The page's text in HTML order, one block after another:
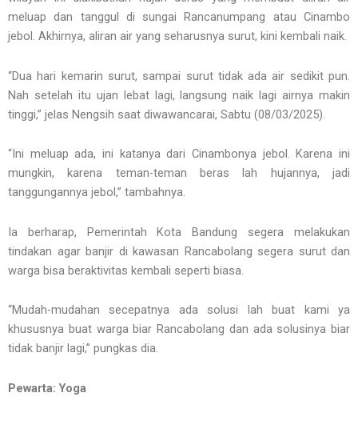
meluap dan tanggul di sungai Rancanumpang atau Cinambo
jebol. Akhirnya, aliran air yang seharusnya surut, kini kembali naik.
“Dua hari kemarin surut, sampai surut tidak ada air sedikit pun.
Nah setelah itu ujan lebat lagi, langsung naik lagi airnya makin
tinggi,” jelas Nengsih saat diwawancarai, Sabtu (08/03/2025).
“Ini meluap ada, ini katanya dari Cinambonya jebol. Karena ini
mungkin, karena teman-teman beras lah hujannya, jadi
tanggungannya jebol,” tambahnya.
Ia berharap, Pemerintah Kota Bandung segera melakukan
tindakan agar banjir di kawasan Rancabolang segera surut dan
warga bisa beraktivitas kembali seperti biasa.
“Mudah-mudahan secepatnya ada solusi lah buat kami ya
khususnya buat warga biar Rancabolang dan ada solusinya biar
tidak banjir lagi,” pungkas dia.
Pewarta: Yoga